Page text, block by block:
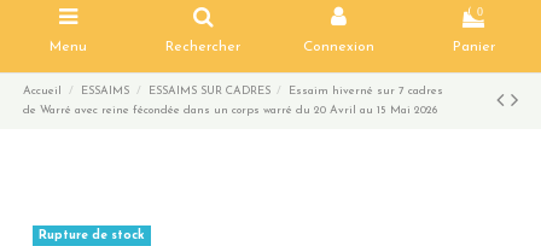
Menu Rechercher Connexion
0
Panier
Accueil ESSAIMS ESSAIMS SUR CADRES
Essaim hiverné sur 7 cadres
de Warré avec reine fécondée dans un corps warré du 20 Avril au 15 Mai 2026
Rupture de stock